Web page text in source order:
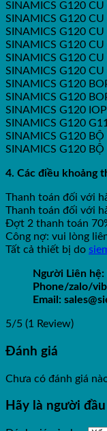
SINAMICS G120
SINAMICS G120
SINAMICS G120
SINAMICS G120
SINAMICS G120
SINAMICS G120
SINAMICS G120
SINAMICS G120
SINAMICS G120
SINAMICS G120
SINAMICS G120
SINAMICS G120
4. Các điều khoảng
Thanh toán đối với
Thanh toán đối với
Đợt 2 thanh toán
Công nợ: vui lòng
Tất cả thiết bị do
Người Liên hệ:
Phone/zalo/
Email:
5/5 (1 Review)
Đánh giá
Chưa có đánh giá
Hãy là người